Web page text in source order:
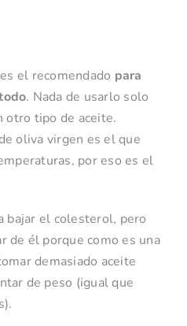
el recomendado para
. Nada de usarlo solo
otro tipo de aceite.
oliva virgen es el que
por eso es el
bajar el colesterol, pero
de él porque como es una
demasiado aceite
de peso (igual que